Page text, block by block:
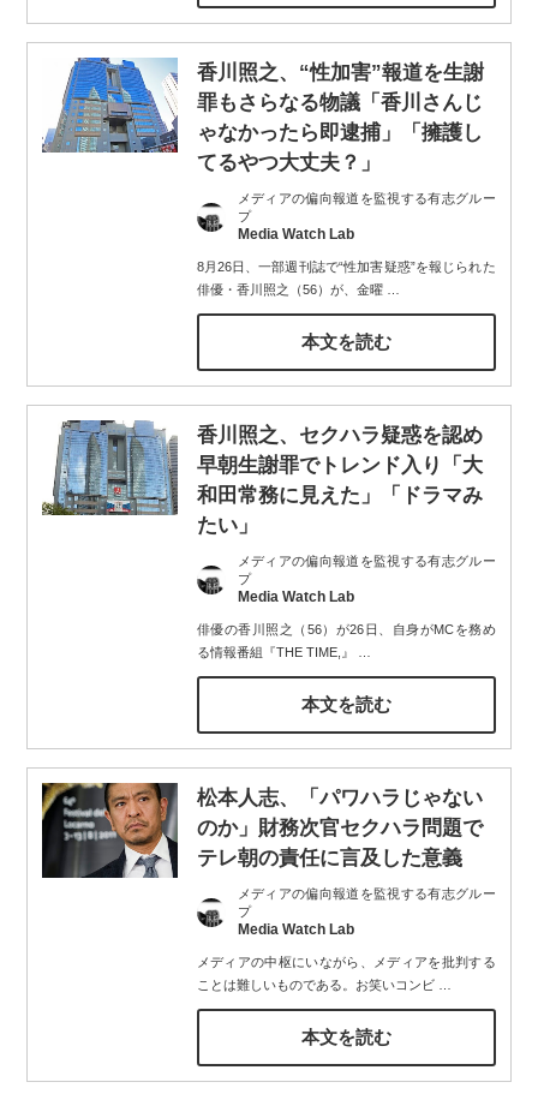
香川照之、“性加害”報道を生謝
罪もさらなる物議「香川さんじ
ゃなかったら即逮捕」「擁護し
てるやつ大丈夫？」
メディアの偏向報道を監視する有志グルー
プ
Media Watch Lab
8月26日、一部週刊誌で“性加害疑惑”を報じられた
俳優・香川照之（56）が、金曜…
本文を読む
香川照之、セクハラ疑惑を認め
早朝生謝罪でトレンド入り「大
和田常務に見えた」「ドラマみ
たい」
メディアの偏向報道を監視する有志グルー
プ
Media Watch Lab
俳優の香川照之（56）が26日、自身がMCを務め
る情報番組『THE TIME,』
本文を読む
松本人志、「パワハラじゃない
のか」財務次官セクハラ問題で
テレ朝の責任に言及した意義
メディアの偏向報道を監視する有志グルー
プ
Media Watch Lab
メディアの中枢にいながら、メディアを批判する
ことは難しいものである。お笑いコンビ…
本文を読む